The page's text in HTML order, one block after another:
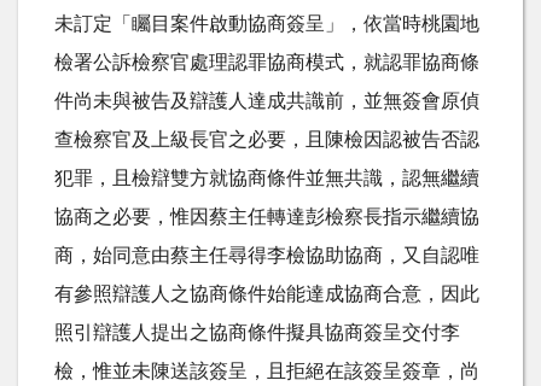
未訂定「矚目案件啟動協商簽呈」，依當時桃園地
檢署公訴檢察官處理認罪協商模式，就認罪協商條
件尚未與被告及辯護人達成共識前，並無簽會原偵
查檢察官及上級長官之必要，且陳檢因認被告否認
犯罪，且檢辯雙方就協商條件並無共識，認無繼續
協商之必要，惟因蔡主任轉達彭檢察長指示繼續協
商，始同意由蔡主任尋得李檢協助協商，又自認唯
有參照辯護人之協商條件始能達成協商合意，因此
照引辯護人提出之協商條件擬具協商簽呈交付李
檢，惟並未陳送該簽呈，且拒絕在該簽呈簽章，尚